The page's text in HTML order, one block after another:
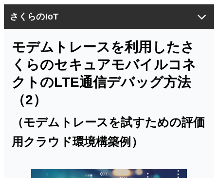
さくらのIoT
モノプラットフォーム
導入事例
お役立ち情報
IoTコラム
閉じる
モデムトレースを利用したさ
くらのセキュアモバイルコネ
クトのLTE通信デバッグ方法
（2）
（モデムトレースを試すための評価
用クラウド環境構築例）